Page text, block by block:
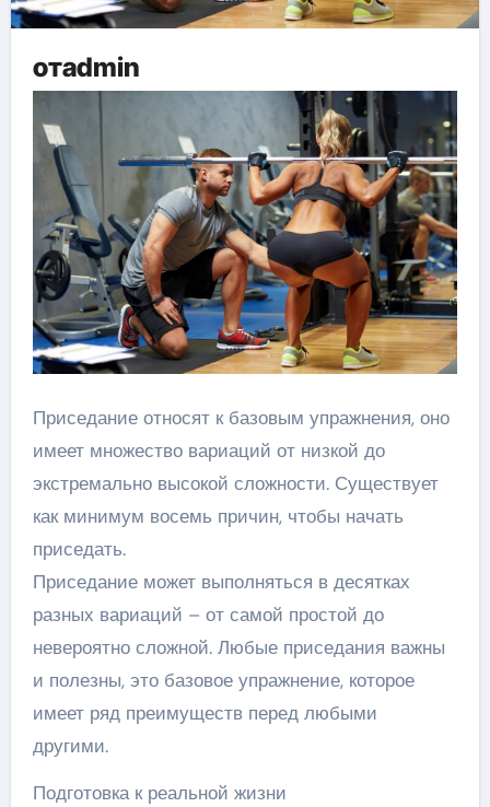
отadmin
Приседание относят к базовым упражнения, оно
имеет множество вариаций от низкой до
экстремально высокой сложности. Существует
как минимум восемь причин, чтобы начать
приседать.
Приседание может выполняться в десятках
разных вариаций – от самой простой до
невероятно сложной. Любые приседания важны
и полезны, это базовое упражнение, которое
имеет ряд преимуществ перед любыми
другими.
Подготовка к реальной жизни